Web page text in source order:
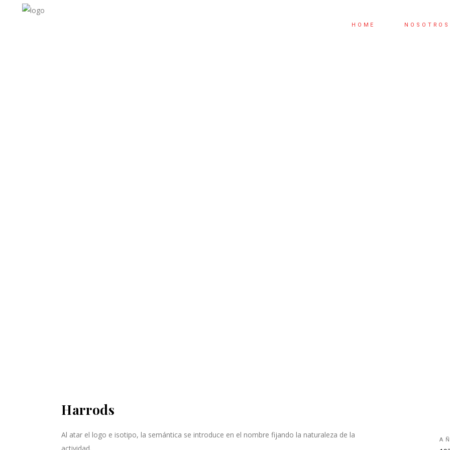
HOME NOSOTROS
Harrods
Al atar el logo e isotipo, la semántica se introduce en el nombre fijando la naturaleza de la